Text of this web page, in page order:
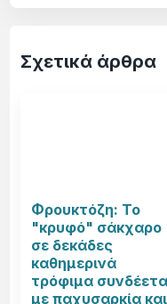
Σχετικά άρθρα
Φρουκτόζη: Το
"κρυφό" σάκχαρο
σε δεκάδες
καθημερινά
τρόφιμα
με παχυσαρκία και